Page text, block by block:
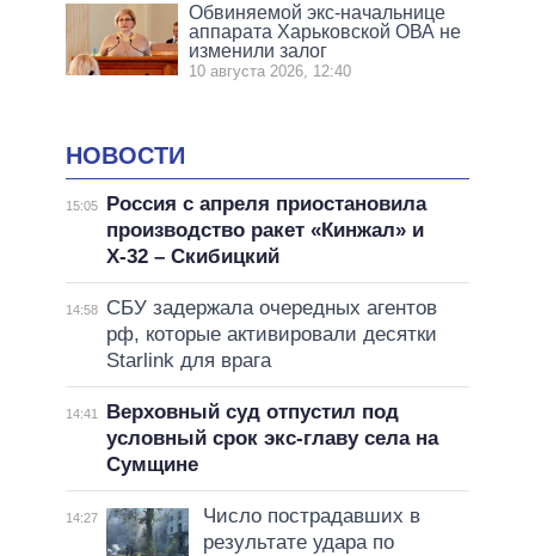
Обвиняемой экс-начальнице
аппарата Харьковской ОВА не
изменили залог
10 августа 2026, 12:40
НОВОСТИ
15:05
Россия с апреля приостановила
производство ракет «Кинжал» и
Х-32 – Скибицкий
14:58
СБУ задержала очередных агентов
рф, которые активировали десятки
Starlink для врага
14:41
Верховный суд отпустил под
условный срок экс-главу села на
Сумщине
14:27
Число пострадавших в
результате удара по